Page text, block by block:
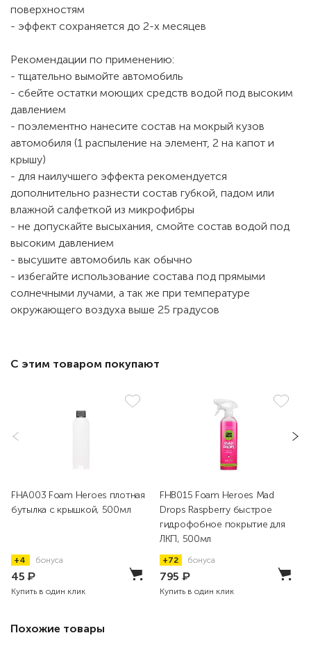
поверхностям
- эффект сохраняется до 2-х месяцев
Рекомендации по применению:
- тщательно вымойте автомобиль
- сбейте остатки моющих средств водой под высоким
давлением
- поэлементно нанесите состав на мокрый кузов
автомобиля (1 распыление на элемент, 2 на капот и
крышу)
- для наилучшего эффекта рекомендуется
дополнительно разнести состав губкой, падом или
влажной салфеткой из микрофибры
- не допускайте высыхания, смойте состав водой под
высоким давлением
- высушите автомобиль как обычно
- избегайте использование состава под прямыми
солнечными лучами, а так же при температуре
окружающего воздуха выше 25 градусов
С этим товаром покупают
FHA003 Foam Heroes плотная
бутылка с крышкой, 500мл
+4 бонуса
45₽
Купить в один клик
FHB015 Foam Heroes Mad
Drops Raspberry быстрое
гидрофобное покрытие для
ЛКП, 500мл
+72 бонуса
795 ₽
Купить в один клик
Похожие товары